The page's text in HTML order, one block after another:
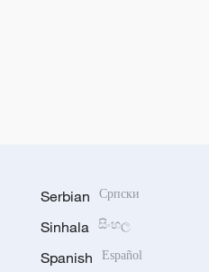
Serbian Српски
Sinhala සිංහල
Spanish Español